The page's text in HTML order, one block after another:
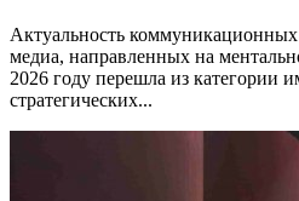
Актуальность
медиа, направленных на
2026 году перешла из категории
стратегических...